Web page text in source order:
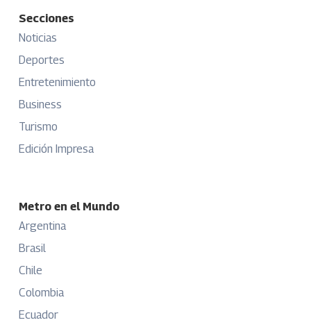
Secciones
Noticias
Deportes
Entretenimiento
Business
Turismo
Edición Impresa
Metro en el Mundo
Argentina
Brasil
Chile
Colombia
Ecuador